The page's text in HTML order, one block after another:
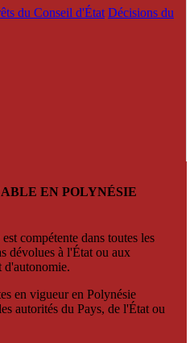
du Conseil d'État Décisions du
EN POLYNÉSIE
compétente dans toutes les
dévolues à l'État ou aux
d'autonomie.
en vigueur en Polynésie
autorités du Pays, de l'État ou